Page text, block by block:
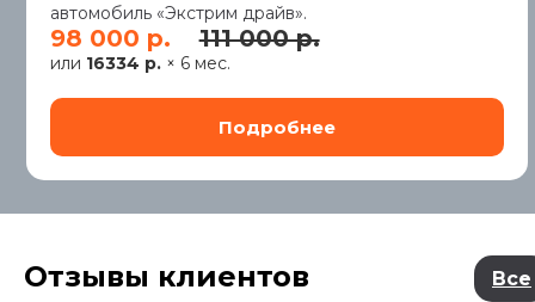
автомобиль «Экстрим драйв».
98 000 р. 111 000 р.
или 16334 р.× 6 мес.
Отзывы клиентов Все